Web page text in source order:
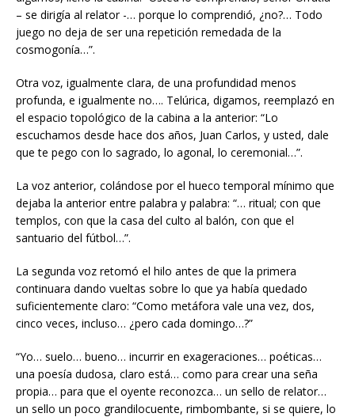
– se dirigía al relator -… porque lo comprendió, ¿no?… Todo
juego no deja de ser una repetición remedada de la
cosmogonía…”.
Otra voz, igualmente clara, de una profundidad menos
profunda, e igualmente no…. Telúrica, digamos, reemplazó en
el espacio topológico de la cabina a la anterior: “Lo
escuchamos desde hace dos años, Juan Carlos, y usted, dale
que te pego con lo sagrado, lo agonal, lo ceremonial…”.
La voz anterior, colándose por el hueco temporal mínimo que
dejaba la anterior entre palabra y palabra: “… ritual; con que
templos, con que la casa del culto al balón, con que el
santuario del fútbol…”.
La segunda voz retomó el hilo antes de que la primera
continuara dando vueltas sobre lo que ya había quedado
suficientemente claro: “Como metáfora vale una vez, dos,
cinco veces, incluso… ¿pero cada domingo…?”
“Yo… suelo… bueno… incurrir en exageraciones… poéticas…
una poesía dudosa, claro está… como para crear una seña
propia… para que el oyente reconozca… un sello de relator…
un sello un poco grandilocuente, rimbombante, si se quiere, lo